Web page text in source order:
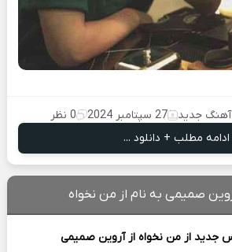
آهنگ جدید 27 سپتامبر 2024
0 نظر
ادامه مطلب + دانلود ...
صمیمی به نام از من نخواه
جدید از من نخواه ازآروین صمیمی